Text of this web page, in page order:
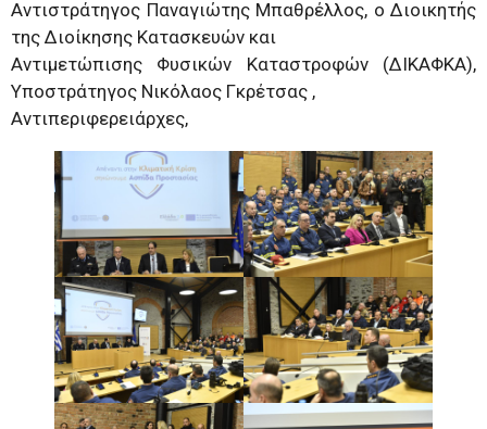
Αντιστράτηγος Παναγιώτης Μπαθρέλλος, ο Διοικητής
της Διοίκησης Κατασκευών και
Αντιμετώπισης Φυσικών Καταστροφών (ΔΙΚΑΦΚΑ),
Υποστράτηγος Νικόλαος Γκρέτσας ,
Αντιπεριφερειάρχες,